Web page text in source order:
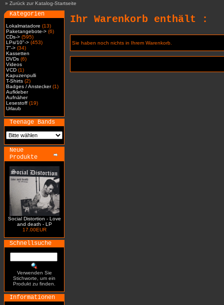
» Zurück zur Katalog-Startseite
Kategorien
Lokalmatadore (13)
Paketangebote-> (6)
CDs-> (595)
LPs/10"-> (453)
7"-> (34)
Kassetten
DVDs (6)
Videos
VCD (1)
Kapuzenpulli
T-Shirts (2)
Badges / Anstecker(1)
Aufkleber
Aufnäher
Lesestoff (19)
Urlaub
Teenage Bands
Neue
Produkte
Social Distortion - Love
and death - LP
17.00EUR
Schnellsuche
Verwenden Sie
Stichworte, um ein
Produkt zu finden.
Informationen
Ihr Warenkorb enthält :
Sie haben noch nichts in Ihrem Warenkorb.